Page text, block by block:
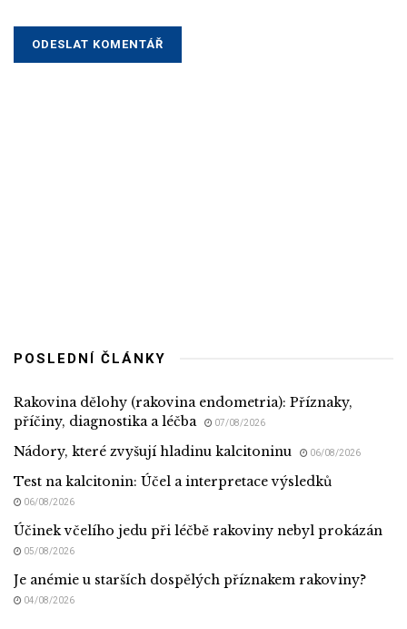
POSLEDNÍ ČLÁNKY
Rakovina dělohy (rakovina endometria): Příznaky,
příčiny, diagnostika a léčba
07/08/2026
Nádory, které zvyšují hladinu kalcitoninu 06/08/2026
Test na kalcitonin: Účel a interpretace výsledků
06/08/2026
Účinek včelího jedu při léčbě rakoviny nebyl prokázán
05/08/2026
Je anémie u starších dospělých příznakem rakoviny?
04/08/2026